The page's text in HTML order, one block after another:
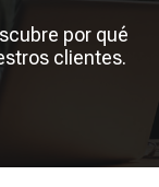
por qué
clientes.